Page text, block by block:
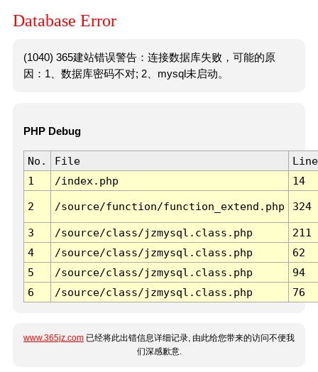
Database Error
(1040) 365建站错误警告：连接数据库失败，可能的原
因：1、数据库密码不对; 2、mysql未启动。
PHP Debug
No. File
Line
1
/index.php 14
2 /source/function/function_extend.php 324
3 /source/class/jzmysql.class.php
211
4
/source/class/jzmysql.class.php
62
5
/source/class/jzmysql.class.php
94
6
/source/class/jzmysql.class.php 76
www.365jz.com 已经将此出错信息详细记录, 由此给您带来的访问不便我
们深感歉意.